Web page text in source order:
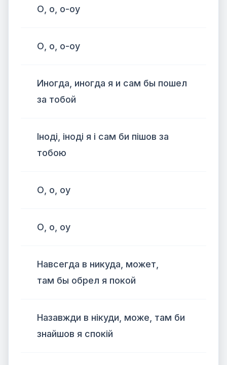
О, о, о-оу
О, о, о-оу
Иногда, иногда я и сам бы пошел
за тобой
Іноді, іноді я і сам би пішов за
тобою
О, о, оу
О, о, оу
Навсегда в никуда, может,
там бы обрел я покой
Назавжди в нікуди, може, там би
знайшов я спокій